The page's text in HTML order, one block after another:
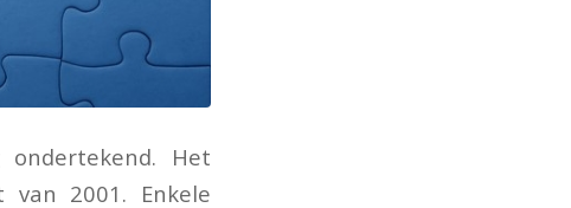
Het
2001. Enkele